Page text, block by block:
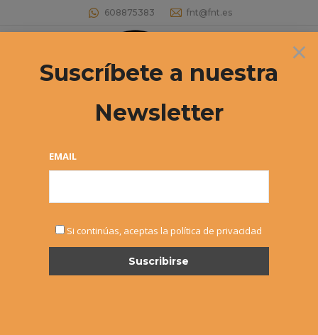
608875383 fnt@fnt.es
Buscar:
Archivos diarios:19 agosto, 2016
×
Suscríbete a nuestra
Newsletter
EMAIL
Si continúas, aceptas la política de privacidad